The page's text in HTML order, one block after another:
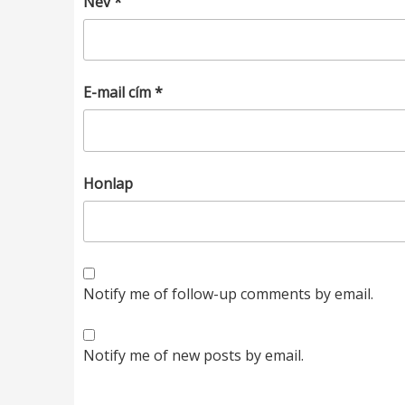
E-mail cím*
Honlap
Notify me of follow-up comments by email.
Notify me of new posts by email.